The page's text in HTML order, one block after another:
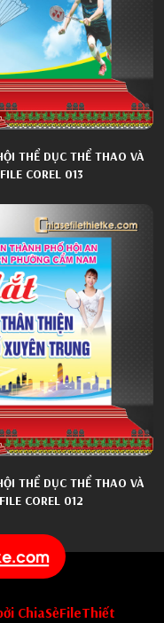
THỂ DỤC THỂ THAO VÀ
COREL 013
THỂ DỤC THỂ THAO VÀ
COREL 012
ChiaSẻFileThiết